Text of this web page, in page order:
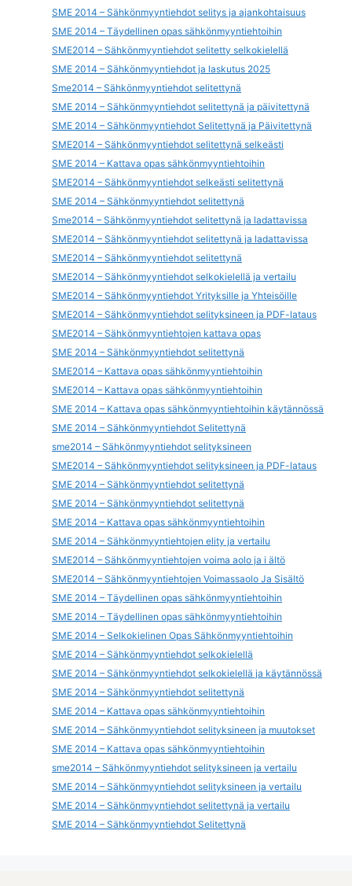
SME 2014 – Sähkönmyyntiehdot selitys ja ajankohtaisuus
SME 2014 – Täydellinen opas sähkönmyyntiehtoihin
SME2014 – Sähkönmyyntiehdot selitetty selkokielellä
SME 2014 – Sähkönmyyntiehdot ja laskutus 2025
Sme2014 – Sähkönmyyntiehdot selitettynä
SME 2014 – Sähkönmyyntiehdot selitettynä ja päivitettynä
SME 2014 – Sähkönmyyntiehdot Selitettynä ja Päivitettynä
SME2014 – Sähkönmyyntiehdot selitettynä selkeästi
SME 2014 – Kattava opas sähkönmyyntiehtoihin
SME2014 – Sähkönmyyntiehdot selkeästi selitettynä
SME 2014 – Sähkönmyyntiehdot selitettynä
Sme2014 – Sähkönmyyntiehdot selitettynä ja ladattavissa
SME2014 – Sähkönmyyntiehdot selitettynä ja ladattavissa
SME2014 – Sähkönmyyntiehdot selitettynä
SME2014 – Sähkönmyyntiehdot selkokielellä ja vertailu
SME2014 – Sähkönmyyntiehdot Yrityksille ja Yhteisöille
SME2014 – Sähkönmyyntiehdot selityksineen ja PDF-lataus
SME2014 – Sähkönmyyntiehtojen kattava opas
SME 2014 – Sähkönmyyntiehdot selitettynä
SME2014 – Kattava opas sähkönmyyntiehtoihin
SME2014 – Kattava opas sähkönmyyntiehtoihin
SME 2014 – Kattava opas sähkönmyyntiehtoihin käytännössä
SME 2014 – Sähkönmyyntiehdot Selitettynä
sme2014 – Sähkönmyyntiehdot selityksineen
SME2014 – Sähkönmyyntiehdot selityksineen ja PDF-lataus
SME 2014 – Sähkönmyyntiehdot selitettynä
SME 2014 – Sähkönmyyntiehdot selitettynä
SME 2014 – Kattava opas sähkönmyyntiehtoihin
SME 2014 – Sähkönmyyntiehtojen elity ja vertailu
SME2014 – Sähkönmyyntiehtojen voima aolo ja i ältö
SME2014 – Sähkönmyyntiehtojen Voimassaolo Ja Sisältö
SME 2014 – Täydellinen opas sähkönmyyntiehtoihin
SME 2014 – Täydellinen opas sähkönmyyntiehtoihin
SME 2014 – Selkokielinen Opas Sähkönmyyntiehtoihin
SME 2014 – Sähkönmyyntiehdot selkokielellä
SME 2014 – Sähkönmyyntiehdot selkokielellä ja käytännössä
SME 2014 – Sähkönmyyntiehdot selitettynä
SME 2014 – Kattava opas sähkönmyyntiehtoihin
SME 2014 – Sähkönmyyntiehdot selityksineen ja muutokset
SME 2014 – Kattava opas sähkönmyyntiehtoihin
sme2014 – Sähkönmyyntiehdot selityksineen ja vertailu
SME 2014 – Sähkönmyyntiehdot selityksineen ja vertailu
SME 2014 – Sähkönmyyntiehdot selitettynä ja vertailu
SME 2014 – Sähkönmyyntiehdot Selitettynä